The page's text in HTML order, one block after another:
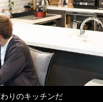
りのキッチンだ